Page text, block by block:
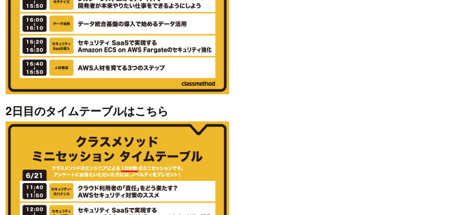
2日目のタイムテーブルはこちら